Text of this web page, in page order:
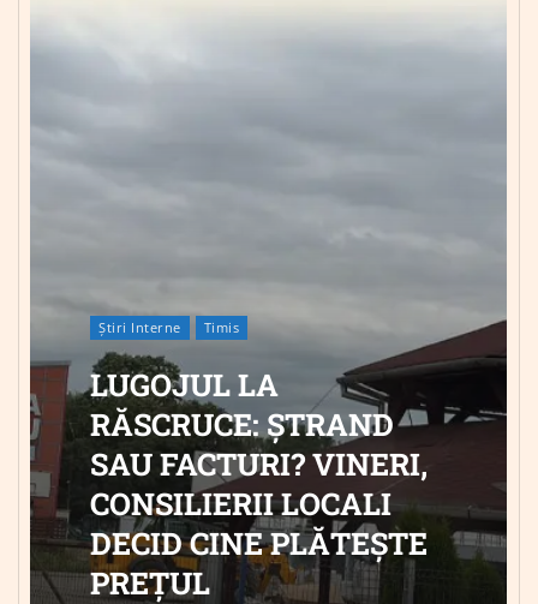
Știri Interne Timis
LUGOJUL LA
RĂSCRUCE: ȘTRAND
SAU FACTURI? VINERI,
CONSILIERII LOCALI
DECID CINE PLĂTEȘTE
PREȚUL